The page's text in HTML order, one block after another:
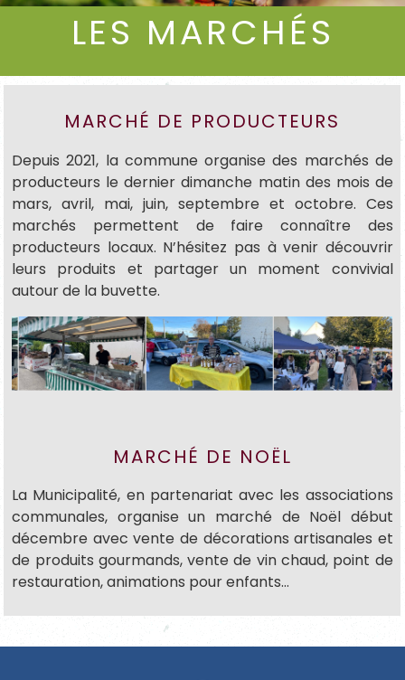
LES MARCHÉS
MARCHÉ DE PRODUCTEURS
Depuis 2021, la commune organise des marchés de
producteurs le dernier dimanche matin des mois de
mars, avril, mai, juin, septembre et octobre. Ces
marchés permettent de faire connaître des
producteurs locaux. N’hésitez pas à venir découvrir
leurs produits et partager un moment convivial
autour de la buvette.
MARCHÉ DE NOËL
La Municipalité, en partenariat avec les associations
communales, organise un marché de Noël début
décembre avec vente de décorations artisanales et
de produits gourmands, vente de vin chaud, point de
restauration, animations pour enfants…